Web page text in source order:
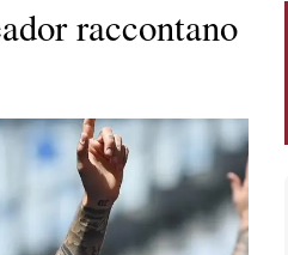
raccontano